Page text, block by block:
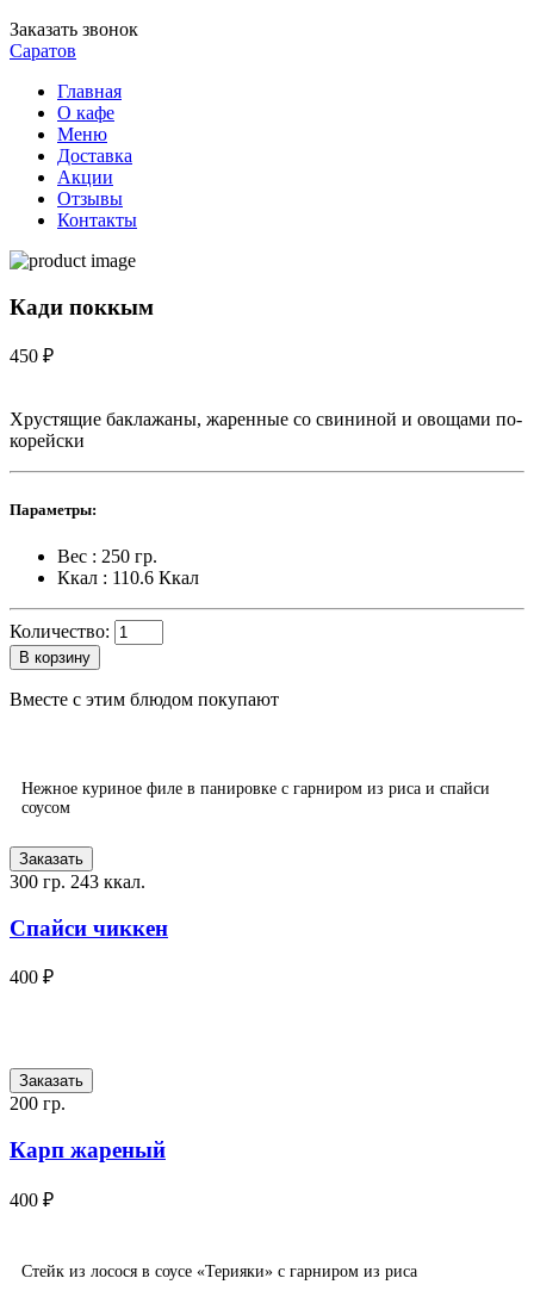
Заказать звонок
Саратов
Главная
О кафе
Меню
Доставка
Акции
Отзывы
Контакты
Кади поккым
450 ₽
Хрустящие баклажаны, жаренные со свининой и овощами по-
корейски
Параметры:
Вес : 250 гр.
Ккал : 110.6 Ккал
Количество:
В корзину
Вместе с этим блюдом покупают
Нежное куриное филе в панировке с гарниром из риса и спайси
соусом
Заказать
300 гр. 243 ккал.
Спайси чиккен
400 ₽
Заказать
200 гр.
Карп жареный
400 ₽
Стейк из лосося в соусе «Терияки» с гарниром из риса